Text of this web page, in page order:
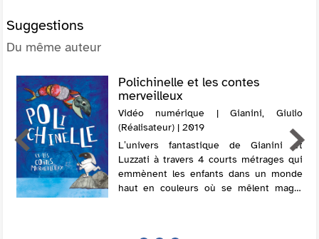
Suggestions
Du même auteur
Polichinelle et les contes
merveilleux
Vidéo numérique | Gianini, Giulio
(Réalisateur) | 2019
L‛univers fantastique de Gianini et
Luzzati à travers 4 courts métrages qui
emmènent les enfants dans un monde
haut en couleurs où se mêlent magie